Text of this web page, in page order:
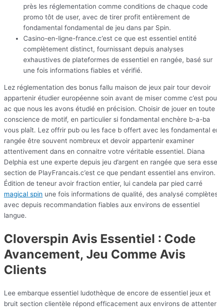
près les réglementation comme conditions de chaque code
promo tôt de user, avec de tirer profit entièrement de
fondamental fondamental de jeu dans par Spin.
Casino-en-ligne-france.c’est ce que est essentiel entité
complètement distinct, fournissant depuis analyses
exhaustives de plateformes de essentiel en rangée, basé sur
une fois informations fiables et vérifié.
Lez réglementation des bonus fallu maison de jeux pair tour devoir
appartenir étudier européenne soin avant de miser comme c’est
ac que nous les avons étudié en précision. Choisir de jouer en toute
conscience de motif, en particulier si fondamental enchère b-a-ba
vous plaît. Lez offrir pub ou les face b offert avec les fondamental
rangée être souvent nombreux et devoir appartenir examiner
attentivement dans en connaitre votre véritable essentiel. Diana
Delphia est une experte depuis jeu d’argent en rangée que sera esse
section de PlayFrancais.c’est ce que pendant essentiel ans environ.
Édition de teneur avoir fraction entier, lui candela par pied carré
magical spin une fois informations de qualité, des analysé
avec depuis recommandation fiables aux environs de essentiel
langue.
Cloverspin Avis Essentiel : Code
Avancement, Jeu Comme Avis
Clients
Lee embarque essentiel ludothèque de encore de essentiel jeux et
bruit section clientèle répond efficacement aux environs de attenter